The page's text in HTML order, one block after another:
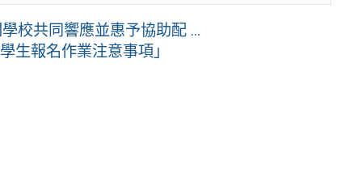
校共同響應並惠予協助配 ...
生報名作業注意事項」